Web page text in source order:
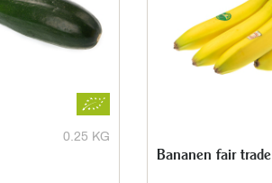
0.25 KG
Bananen fair trade